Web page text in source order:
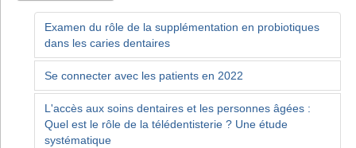
Examen du rôle de la supplémentation en probiotiques
dans les caries dentaires
Se connecter avec les patients en 2022
L'accès aux soins dentaires et les personnes âgées :
Quel est le rôle de la télédentisterie ? Une étude
systématique